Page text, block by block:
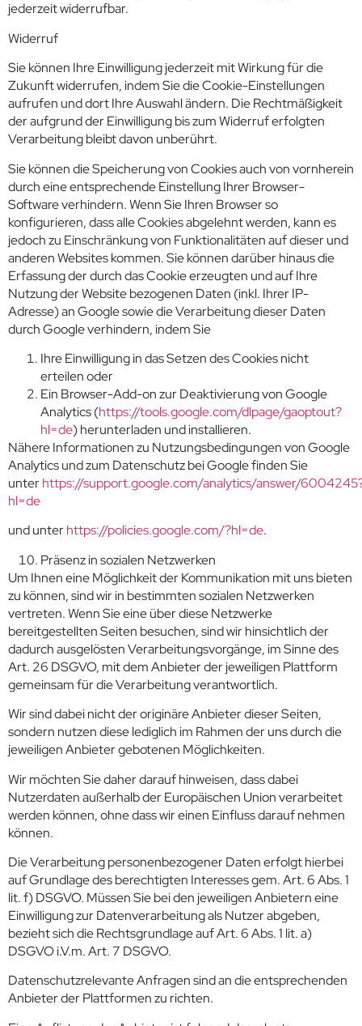
jederzeit widerrufbar.
Widerruf
Sie können Ihre Einwilligung jederzeit mit Wirkung für die
Zukunft widerrufen, indem Sie die Cookie-Einstellungen
aufrufen und dort Ihre Auswahl ändern. Die Rechtmäßigkeit
der aufgrund der Einwilligung bis zum Widerruf erfolgten
Verarbeitung bleibt davon unberührt.
Sie können die Speicherung von Cookies auch von vornherein
durch eine entsprechende Einstellung Ihrer Browser-
Software verhindern. Wenn Sie Ihren Browser so
konfigurieren, dass alle Cookies abgelehnt werden, kann es
jedoch zu Einschränkung von Funktionalitäten auf dieser und
anderen Websites kommen. Sie können darüber hinaus die
Erfassung der durch das Cookie erzeugten und auf Ihre
Nutzung der Website bezogenen Daten (inkl. Ihrer IP-
Adresse) an Google sowie die Verarbeitung dieser Daten
durch Google verhindern, indem Sie
Ihre Einwilligung in das Setzen des Cookies nicht
erteilen oder
Ein Browser-Add-on zur Deaktivierung von Google
Analytics (https://tools.google.com/dlpage/gaoptout?
hl=de) herunterladen und installieren.
Nähere Informationen zu Nutzungsbedingungen von Google
Analytics und zum Datenschutz bei Google finden Sie
unterhttps://support.google.com/analytics/answer/
hl=de
und unterhttps://policies.google.com/?hl=de.
Präsenz in sozialen Netzwerken
Um Ihnen eine Möglichkeit der Kommunikation mit uns bieten
zu können, sind wir in bestimmten sozialen Netzwerken
vertreten. Wenn Sie eine über diese Netzwerke
bereitgestellten Seiten besuchen, sind wir hinsichtlich der
dadurch ausgelösten Verarbeitungsvorgänge, im Sinne des
Art. 26 DSGVO, mit dem Anbieter der jeweiligen Plattform
gemeinsam für die Verarbeitung verantwortlich.
Wir sind dabei nicht der originäre Anbieter dieser Seiten,
sondern nutzen diese lediglich im Rahmen der uns durch die
jeweiligen Anbieter gebotenen Möglichkeiten.
Wir möchten Sie daher darauf hinweisen, dass dabei
Nutzerdaten außerhalb der Europäischen Union verarbeitet
werden können, ohne dass wir einen Einfluss darauf nehmen
können.
Die Verarbeitung personenbezogener Daten erfolgt hierbei
auf Grundlage des berechtigten Interesses gem. Art. 6 Abs. 1
lit. f) DSGVO. Müssen Sie bei den jeweiligen Anbietern eine
Einwilligung zur Datenverarbeitung als Nutzer abgeben,
bezieht sich die Rechtsgrundlage auf Art. 6 Abs. 1 lit. a)
DSGVO i.V.m. Art. 7 DSGVO.
Datenschutzrelevante Anfragen sind an die entsprechenden
Anbieter der Plattformen zu richten.